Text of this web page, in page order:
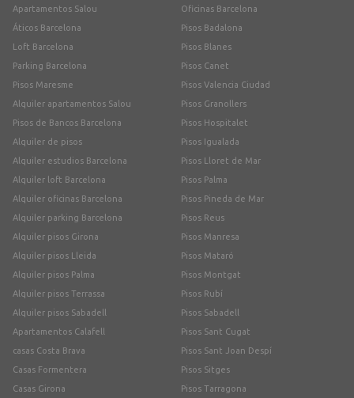
Apartamentos Salou
Áticos Barcelona
Loft Barcelona
Parking Barcelona
Pisos Maresme
Alquiler apartamentos Salou
Pisos de Bancos Barcelona
Alquiler de pisos
Alquiler estudios Barcelona
Alquiler loft Barcelona
Alquiler oficinas Barcelona
Alquiler parking Barcelona
Alquiler pisos Girona
Alquiler pisos Lleida
Alquiler pisos Palma
Alquiler pisos Terrassa
Alquiler pisos Sabadell
Apartamentos Calafell
casas Costa Brava
Casas Formentera
Casas Girona
Oficinas Barcelona
Pisos Badalona
Pisos Blanes
Pisos Canet
Pisos Valencia Ciudad
Pisos Granollers
Pisos Hospitalet
Pisos Igualada
Pisos Lloret de Mar
Pisos Palma
Pisos Pineda de Mar
Pisos Reus
Pisos Manresa
Pisos Mataró
Pisos Montgat
Pisos Rubí
Pisos Sabadell
Pisos Sant Cugat
Pisos Sant Joan Despí
Pisos Sitges
Pisos Tarragona